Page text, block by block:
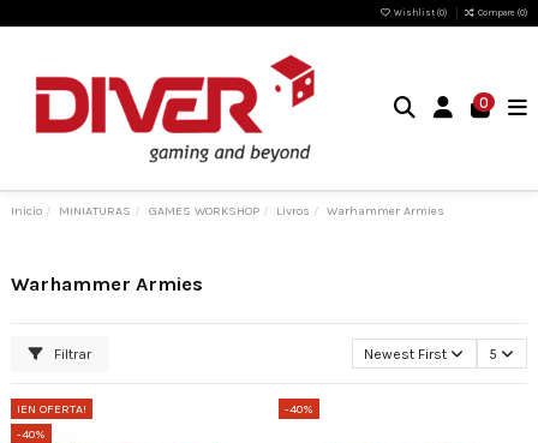
Wishlist (0) Compare (0)
0
Inicio MINIATURAS GAMES WORKSHOP Livros Warhammer Armies
Warhammer Armies
Filtrar Newest First 5
¡EN OFERTA!
-40%
-40%